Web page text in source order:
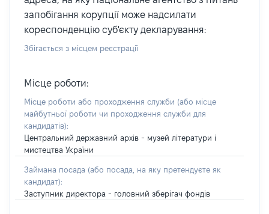
запобігання корупції може надсилати
кореспонденцію суб'єкту декларування:
Збігається з місцем реєстрації
Місце роботи:
Місце роботи або проходження служби (або місце
майбутньої роботи чи проходження служби для
кандидатів):
Центральний державний архів - музей літератури і
мистецтва України
Займана посада (або посада, на яку претендуєте як
кандидат):
Заступник директора - головний зберігач фондів